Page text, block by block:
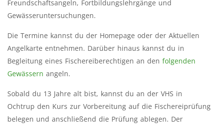
Freundschaftsangeln, Fortbildungslehrgänge und
Gewässeruntersuchungen.
Die Termine kannst du der Homepage oder der Aktuellen
Angelkarte entnehmen. Darüber hinaus kannst du in
Begleitung eines Fischereiberechtigen an den folgenden
Gewässern angeln.
Sobald du 13 Jahre alt bist, kannst du an der VHS in
Ochtrup den Kurs zur Vorbereitung auf die Fischereiprüfung
belegen und anschließend die Prüfung ablegen. Der